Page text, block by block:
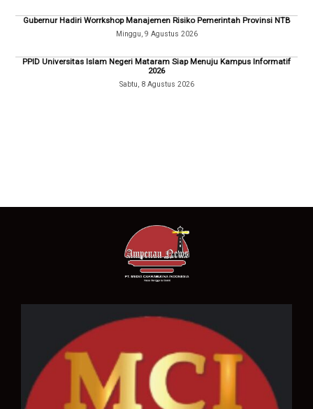
Gubernur Hadiri Worrkshop Manajemen Risiko Pemerintah Provinsi NTB
Minggu, 9 Agustus 2026
PPID Universitas Islam Negeri Mataram Siap Menuju Kampus Informatif
2026
Sabtu, 8 Agustus 2026